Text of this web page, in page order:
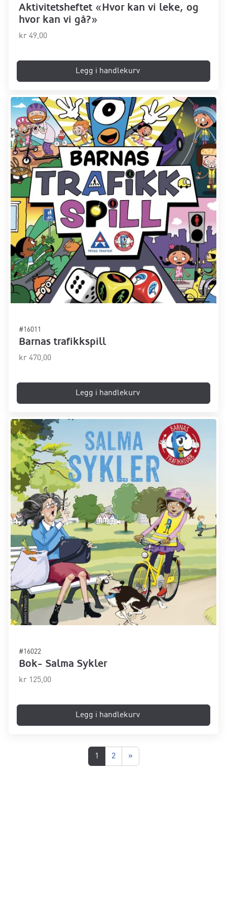
Aktivitetsheftet «Hvor kan vi leke, og
hvor kan vi gå?»
kr 49,00
Legg i handlekurv
#16011
Barnas trafikkspill
kr 470,00
Legg i handlekurv
#16022
Bok- Salma Sykler
kr 125,00
Legg i handlekurv
1 2 »